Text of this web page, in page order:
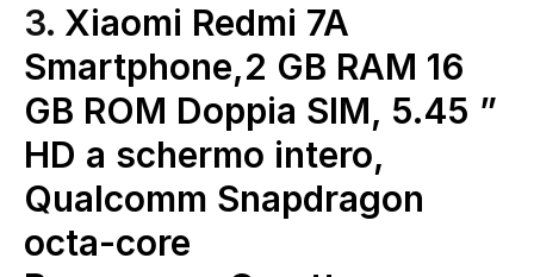
3. Xiaomi Redmi 7A
Smartphone,2 GB RAM 16
GB ROM Doppia SIM, 5.45 ”
HD a schermo intero,
Qualcomm Snapdragon
octa-core